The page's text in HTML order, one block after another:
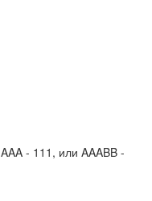
AAA - 111 , или AAABB -